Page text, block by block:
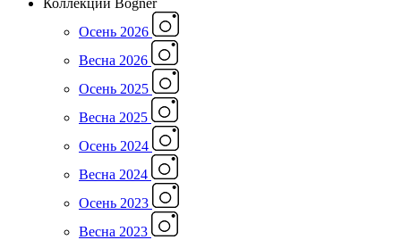
Коллекции Bogner
Осень 2026
Весна 2026
Осень 2025
Весна 2025
Осень 2024
Весна 2024
Осень 2023
Весна 2023